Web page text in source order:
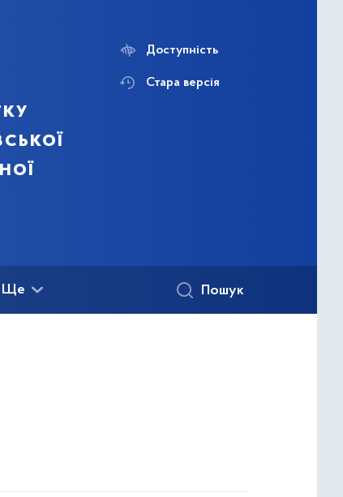
Доступність
Стара версія
Ще Пошук